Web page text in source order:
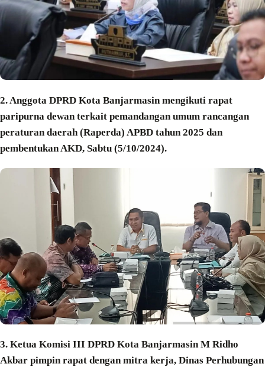
2. Anggota DPRD Kota Banjarmasin mengikuti rapat
paripurna dewan terkait pemandangan umum rancangan
peraturan daerah (Raperda) APBD tahun 2025 dan
pembentukan AKD, Sabtu (5/10/2024).
3. Ketua Komisi III DPRD Kota Banjarmasin M Ridho
Akbar pimpin rapat dengan mitra kerja, Dinas Perhubungan